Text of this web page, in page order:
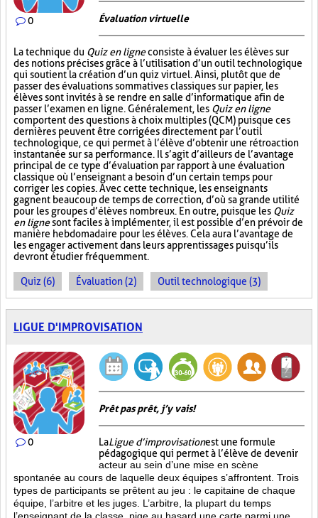
0 Évaluation virtuelle
La technique du Quiz en ligneconsiste à évaluer les élèves sur
des notions précises grâce à l’utilisation d’un outil technologique
qui soutient la création d’un quiz virtuel. Ainsi, plutôt que de
passer des évaluations sommatives classiques sur papier, les
élèves sont invités à se rendre en salle d’informatique afin de
passer l’examen en ligne. Généralement, les Quiz en ligne
comportent des questions à choix multiples (QCM) puisque ces
dernières peuvent être corrigées directement par l’outil
technologique, ce qui permet à l’élève d’obtenir une rétroaction
instantanée sur sa performance. Il s’agit d’ailleurs de l’avantage
principal de ce type d’évaluation par rapport à une évaluation
classique où l’enseignant a besoin d’un certain temps pour
corriger les copies. Avec cette technique, les enseignants
gagnent beaucoup de temps de correction, d’où sa grande utilité
pour les groupes d’élèves nombreux. En outre, puisque les Quiz
en lignesont faciles à implémenter, il est possible d’en prévoir de
manière hebdomadaire pour les élèves. Cela aura l’avantage de
les engager activement dans leurs apprentissages puisqu’ils
devront étudier fréquemment.
Quiz (6) Évaluation (2) Outil technologique (3)
LIGUE D'IMPROVISATION
0
Prêt pas prêt, j’y vais!
LaLigue d’improvisationest une formule
pédagogique qui permet à l’élève de devenir
acteur au sein d’une mise en scène
spontanée au cours de laquelle deux équipes s’affrontent. Trois
types de participants se prêtent au jeu : le capitaine de chaque
équipe, l’arbitre et les juges. L’arbitre, la plupart du temps